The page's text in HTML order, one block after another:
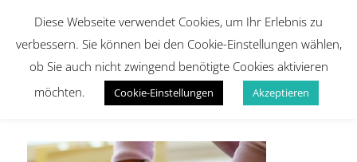
Diese Webseite verwendet Cookies, um Ihr Erlebnis zu
verbessern. Sie können bei den Cookie-Einstellungen wählen,
ob Sie auch nicht zwingend benötigte Cookies aktivieren
möchten.
Cookie-Einstellungen Akzeptieren